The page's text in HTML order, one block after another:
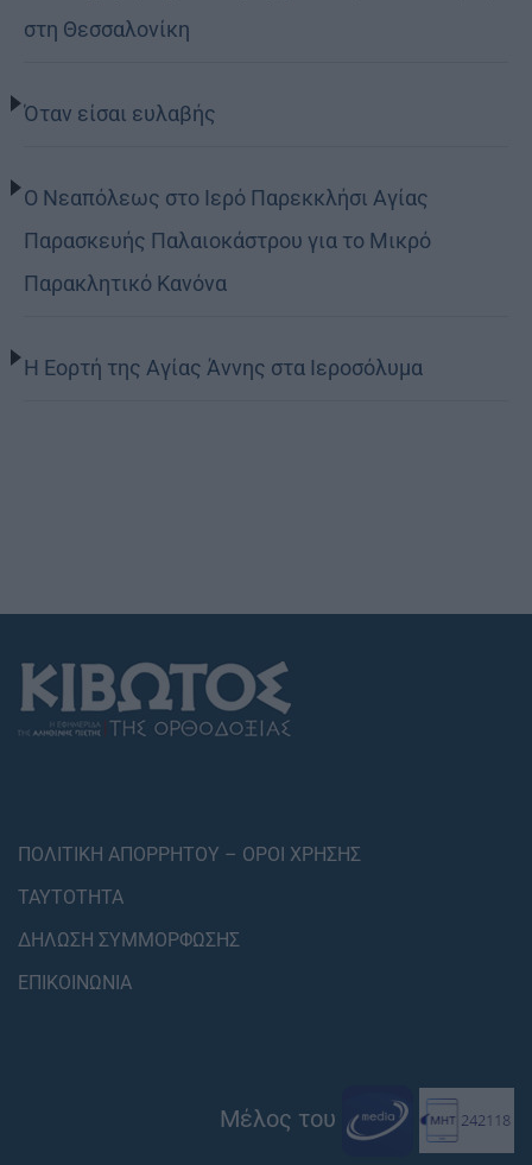
στη Θεσσαλονίκη
Όταν είσαι ευλαβής
Ο Νεαπόλεως στο Ιερό Παρεκκλήσι Αγίας
Παρασκευής Παλαιοκάστρου για το Μικρό
Παρακλητικό Κανόνα
Η Εορτή της Αγίας Άννης στα Ιεροσόλυμα
ΠΟΛΙΤΙΚΗ ΑΠΟΡΡΗΤΟΥ – ΟΡΟΙ ΧΡΗΣΗΣ
ΤΑΥΤΟΤΗΤΑ
ΔΗΛΩΣΗ ΣΥΜΜΟΡΦΩΣΗΣ
ΕΠΙΚΟΙΝΩΝΙΑ
Μέλος του